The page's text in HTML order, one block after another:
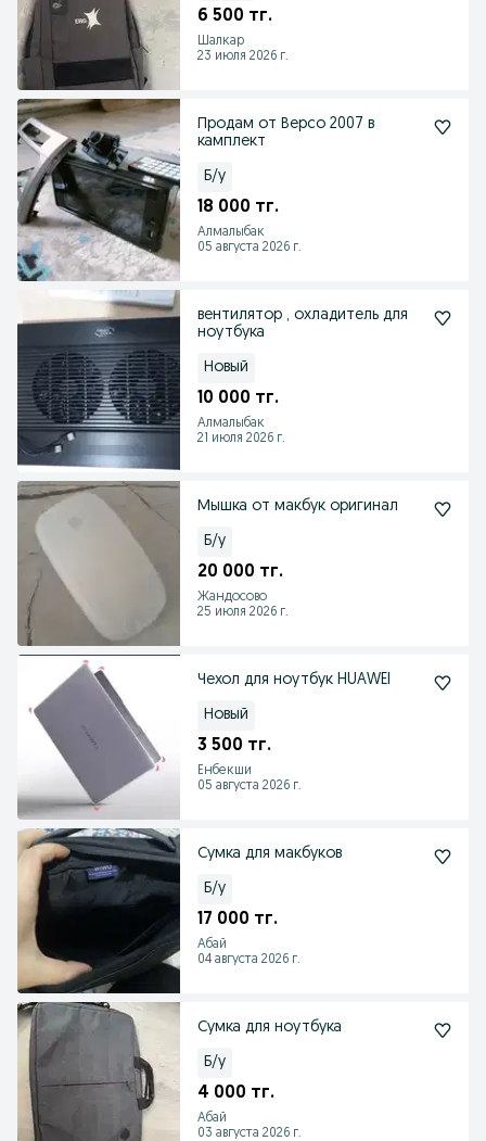
6 500 тг.
Шалкар
23 июля 2026 г.
Продам от Версо 2007 в
камплект
Б/у
18 000 тг.
Алмалыбак
05 августа 2026 г.
вентилятор , охладитель для
ноутбука
Новый
10 000 тг.
Алмалыбак
21 июля 2026 г.
Мышка от макбук оригинал
Б/у
20 000 тг.
Жандосово
25 июля 2026 г.
Чехол для ноутбук HUAWEI
Новый
3 500 тг.
Енбекши
05 августа 2026 г.
Сумка для макбуков
Б/у
17 000 тг.
Абай
04 августа 2026 г.
Сумка для ноутбука
Б/у
4 000 тг.
Абай
03 августа 2026 г.